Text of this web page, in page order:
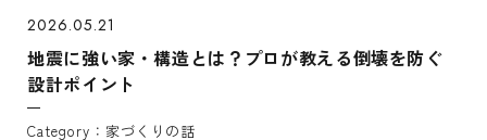
2026.05.21
地震に強い家・構造とは？プロが教える倒壊を防ぐ
設計ポイント
家づくりの話